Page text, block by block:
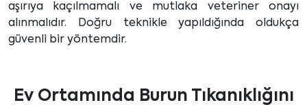
aşırıya kaçılmamalı ve mutlaka veteriner onayı
alınmalıdır. Doğru teknikle yapıldığında oldukça
güvenli bir yöntemdir.
Ev Ortamında Burun Tıkanıklığını